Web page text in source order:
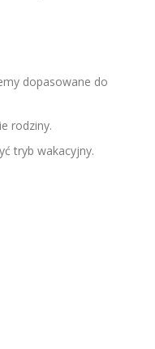
dopasowane do
rodziny.
tryb wakacyjny.